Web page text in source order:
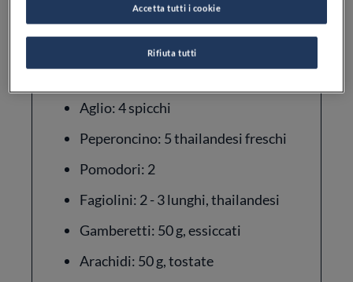
Ingredienti
Papaya: 1 verde, non matura, di
Aglio: 4 spicchi
Peperoncino: 5 thailandesi freschi
Pomodori: 2
Fagiolini: 2 - 3 lunghi, thailandesi
Gamberetti: 50 g, essiccati
Arachidi: 50 g, tostate
Rifiuta tutti
Accetta tutti i cookie